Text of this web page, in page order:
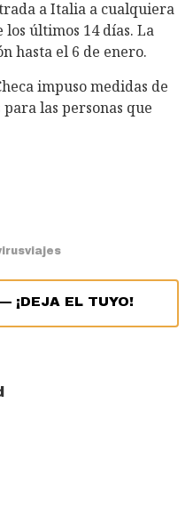
a Italia a cualquiera
últimos 14 días. La
hasta el 6 de enero.
impuso medidas de
las personas que
viajes
¡DEJA EL TUYO!